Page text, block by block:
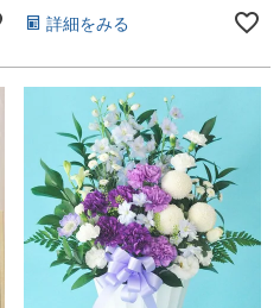
詳細をみる